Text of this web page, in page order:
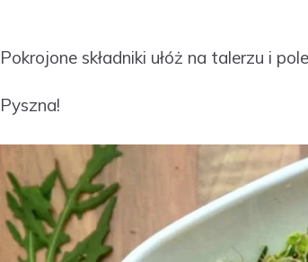
Pokrojone składniki ułóż na talerzu i
Pyszna!